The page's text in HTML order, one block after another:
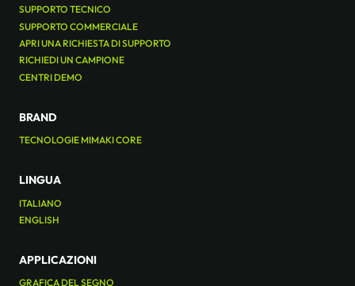
SUPPORTO TECNICO
SUPPORTO COMMERCIALE
APRI UNA RICHIESTA DI SUPPORTO
RICHIEDI UN CAMPIONE
CENTRI DEMO
BRAND
TECNOLOGIE MIMAKI CORE
LINGUA
ITALIANO
ENGLISH
APPLICAZIONI
GRAFICA DEL SEGNO